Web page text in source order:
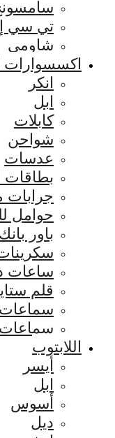
تي سي
شاومي
اكسسوارات
انكر
ابل
كابلات
شواحن
عدسات
بطاقات
جرابات
حوامل
باور بانك
ساعات
قلم
سماعات
اللابتوب
أيسر
ابل
أسوس
ديل